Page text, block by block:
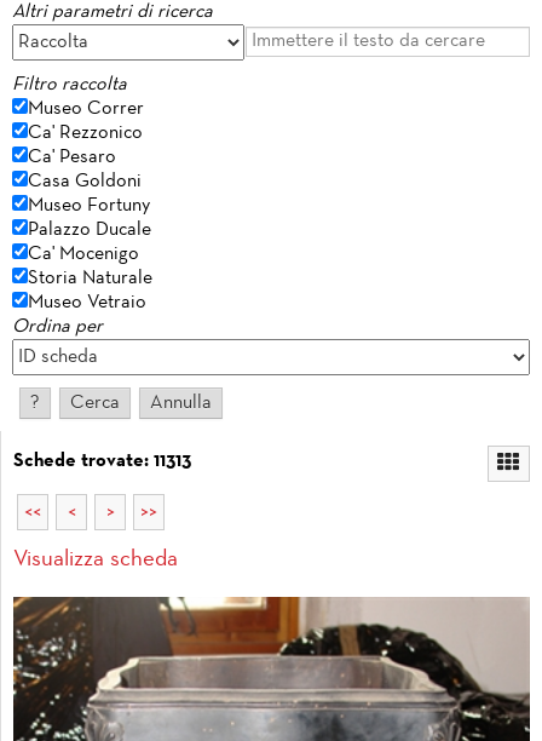
Altri parametri di ricerca
Filtro raccolta
Museo Correr
Ca' Rezzonico
Ca' Pesaro
Casa Goldoni
Museo Fortuny
Palazzo Ducale
Ca' Mocenigo
Storia Naturale
Museo Vetraio
Ordina per
Schede trovate: 11313
<< < > >>
Visualizza scheda